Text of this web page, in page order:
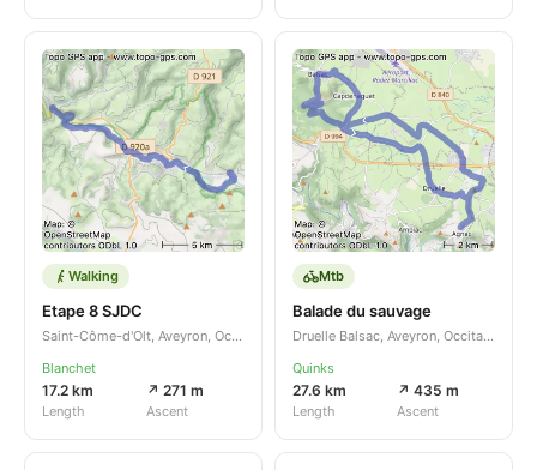
Walking
Etape 8 SJDC
Saint-Côme-d'Olt, Aveyron, Occitanie, FR
Blanchet
17.2 km
Length
↗ 271 m
Ascent
Mtb
Balade du sauvage
Druelle Balsac, Aveyron, Occitanie, FR
Quinks
27.6 km
Length
↗ 435 m
Ascent